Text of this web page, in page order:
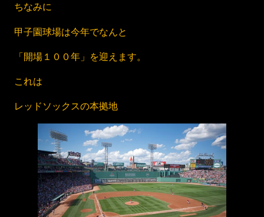
ちなみに
甲子園球場は今年でなんと
「開場１００年」を迎えます。
これは
レッドソックスの本拠地